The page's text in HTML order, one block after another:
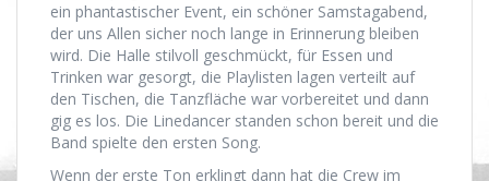
ein phantastischer Event, ein schöner Samstagabend,
der uns Allen sicher noch lange in Erinnerung bleiben
wird. Die Halle stilvoll geschmückt, für Essen und
Trinken war gesorgt, die Playlisten lagen verteilt auf
den Tischen, die Tanzfläche war vorbereitet und dann
gig es los. Die Linedancer standen schon bereit und die
Band spielte den ersten Song.
Wenn der erste Ton erklingt dann hat die Crew im